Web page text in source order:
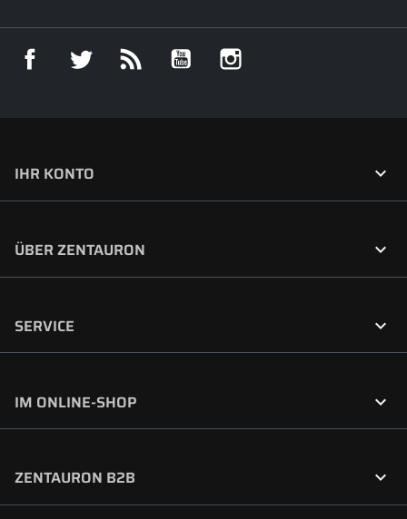
Facebook Twitter RSS YouTube
IHR KONTO 
ÜBER ZENTAURON 
SERVICE 
IM ONLINE-SHOP 
ZENTAURON B2B 